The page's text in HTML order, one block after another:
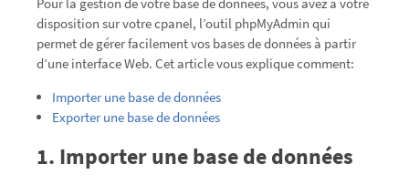
disposition sur votre cpanel, l’outil phpMyAdmin qui
permet de gérer facilement vos bases de données à partir
d’une interface Web. Cet article vous explique comment:
Importer une base de données
Exporter une base de données
1. Importer une base de données